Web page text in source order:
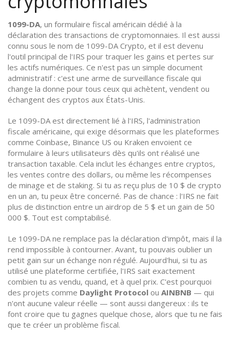
1099-DA, un formulaire fiscal américain dédié à la
déclaration des transactions de cryptomonnaies. Il est aussi
connu sous le nom de 1099-DA Crypto, et il est devenu
l'outil principal de l'IRS pour traquer les gains et pertes sur
les actifs numériques. Ce n'est pas un simple document
administratif : c'est une arme de surveillance fiscale qui
change la donne pour tous ceux qui achètent, vendent ou
échangent des cryptos aux États-Unis.
Le 1099-DAest directement lié à l'IRS, l'administration
fiscale américaine, qui exige désormais que les plateformes
comme Coinbase, Binance US ou Kraken envoient ce
formulaire à leurs utilisateurs dès qu'ils ont réalisé une
transaction taxable. Cela inclut les échanges entre cryptos,
les ventes contre des dollars, ou même les récompenses
de minage et de staking. Si tu as reçu plus de 10 $ de crypto
en un an, tu peux être concerné. Pas de chance : l'IRS ne fait
plus de distinction entre un airdrop de 5 $ et un gain de 50
000 $. Tout est comptabilisé.
Le 1099-DAne remplace pas la déclaration d'impôt, mais il la
rend impossible à contourner. Avant, tu pouvais oublier un
petit gain sur un échange non régulé. Aujourd'hui, si tu as
utilisé une plateforme certifiée, l'IRS sait exactement
combien tu as vendu, quand, et à quel prix. C'est pourquoi
des projets comme Daylight Protocol ou AINBNB — qui
n'ont aucune valeur réelle — sont aussi dangereux : ils te
font croire que tu gagnes quelque chose, alors que tu ne fais
que te créer un problème fiscal.